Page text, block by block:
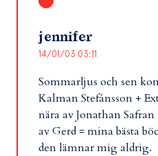
jennifer
14/01/03 03:11
Sommarljus och sen
Kalman Stefánsson +
nära av Jonathan
av Gerd = mina bästa
den lämnar mig aldrig.